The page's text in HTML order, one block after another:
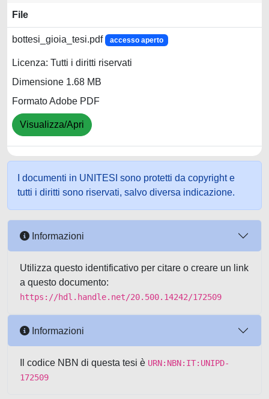
File
bottesi_gioia_tesi.pdf accesso aperto
Licenza: Tutti i diritti riservati
Dimensione 1.68 MB
Formato Adobe PDF
Visualizza/Apri
I documenti in UNITESI sono protetti da copyright e
tutti i diritti sono riservati, salvo diversa indicazione.
Informazioni
Utilizza questo identificativo per citare o creare un link
a questo documento:
https://hdl.handle.net/20.500.14242/172509
Informazioni
Il codice NBN di questa tesi è URN:NBN:IT:UNIPD-
172509